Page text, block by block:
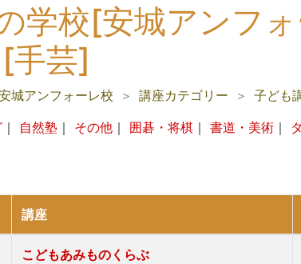
学校[安城アンフ
手芸]
城アンフォーレ校 講座カテゴリー 子ども
｜ 自然塾 ｜ その他 ｜ 囲碁・将棋 ｜ 書道・美術 ｜
講座
こどもあみものくらぶ